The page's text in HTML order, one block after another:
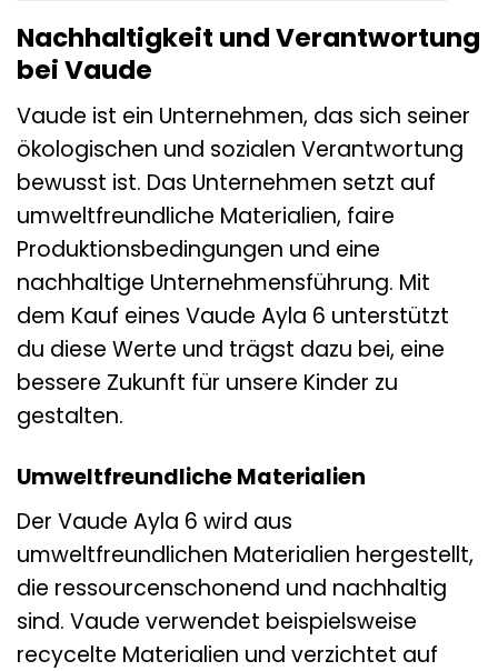
Nachhaltigkeit und Verantwortung
bei Vaude
Vaude ist ein Unternehmen, das sich seiner
ökologischen und sozialen Verantwortung
bewusst ist. Das Unternehmen setzt auf
umweltfreundliche Materialien, faire
Produktionsbedingungen und eine
nachhaltige Unternehmensführung. Mit
dem Kauf eines Vaude Ayla 6 unterstützt
du diese Werte und trägst dazu bei, eine
bessere Zukunft für unsere Kinder zu
gestalten.
Umweltfreundliche Materialien
Der Vaude Ayla 6 wird aus
umweltfreundlichen Materialien hergestellt,
die ressourcenschonend und nachhaltig
sind. Vaude verwendet beispielsweise
recycelte Materialien und verzichtet auf